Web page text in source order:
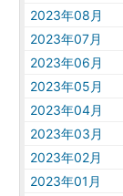
2023年08月
2023年07月
2023年06月
2023年05月
2023年04月
2023年03月
2023年02月
2023年01月